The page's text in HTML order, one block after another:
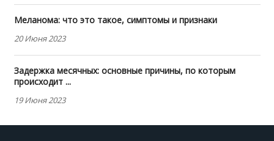
Меланома: что это такое, симптомы и признаки
20 Июня 2023
Задержка месячных: основные причины, по которым
происходит ...
19 Июня 2023